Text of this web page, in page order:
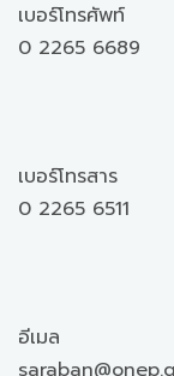
เบอร์โทรศัพท์
0 2265 6689
เบอร์โทรสาร
0 2265 6511
อีเมล